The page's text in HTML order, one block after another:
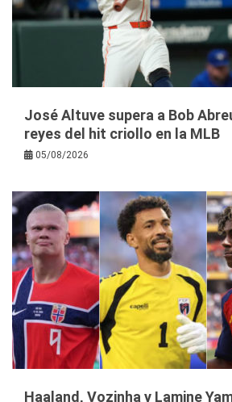
José Altuve supera a Bob
reyes del hit criollo en la MLB
05/08/2026
Haaland, Vozinha y Lamine